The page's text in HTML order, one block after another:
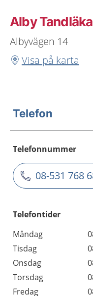
Alby
Albyvägen 14
Visa på karta
Telefon
Telefonnummer
08-531 768
Telefontider
Måndag
Tisdag
Onsdag
Torsdag
Fredag